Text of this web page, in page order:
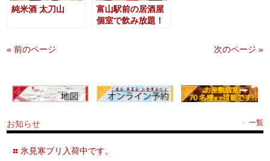
純米酒 太刀山
富山駅前の居酒屋
個室で飲み放題！
« 前のページ 次のページ »
お知らせ 一覧
氷見寒ブリ入荷中です。